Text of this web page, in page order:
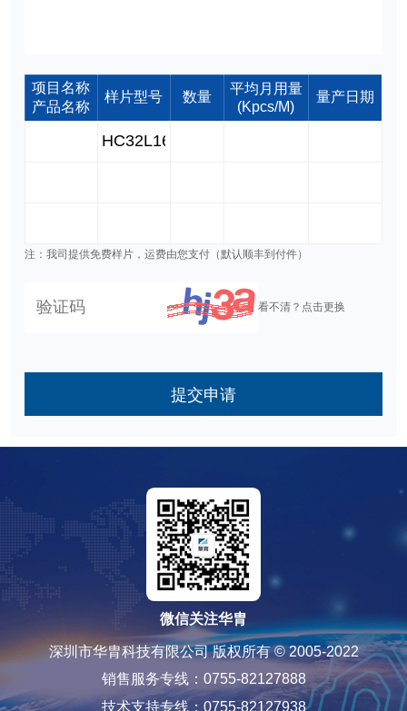
项目名称
产品名称
样片型号 数量
平均月用量
(Kpcs/M)
量产日期
注：我司提供免费样片，运费由您支付（默认顺丰到付件）
看不清？点击更换
提交申请
微信关注华胄
深圳市华胄科技有限公司 版权所有 © 2005-2022
销售服务专线：0755-82127888
技术支持专线：0755-82127938